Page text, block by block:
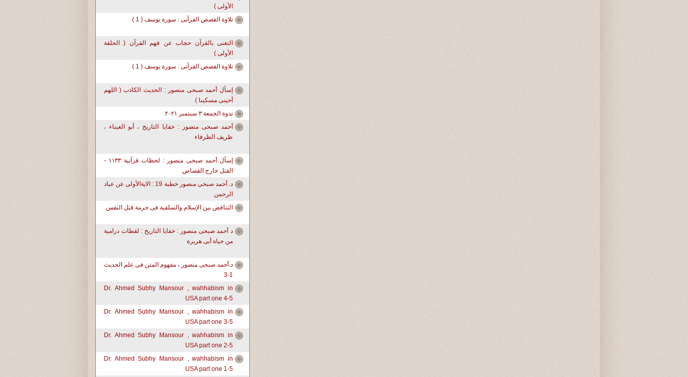
الأولى )
تلاوة القصص القرآنى : سورة يوسف ( 1 )
التغنى بالقرآن حجاب عن فهم القرآن ( الحلقة
الأولى )
تلاوة القصص القرآنى : سورة يوسف ( 1 )
إسأل أحمد صبحى منصور : الحديث الكاذب ( اللهم
أحينى مسكينا )
ندوة الجمعة ٣ سبتمبر ٢٠٢١
أحمد صبحى منصور : خفايا التاريخ ، أبو العيناء ،
ظريف الظرفاء
إسأل أحمد صبحى منصور : لحظات قرآنية ١١٣٣ -
القتل خارج القصاص
د. أحمد صبحى منصور خطبة 19 : الايةالأولى عن عباد
الرحمن
التناقض بين الإسلام والسلفية فى حرمة قتل النفس
د أحمد صبحى منصور : خفايا التاريخ : لقطات درامية
من حياة أبى هريرة
د.أحمد صبحى منصور ، مفهوم المتن فى علم الحديث
1-3
Dr. Ahmed Subhy Mansour , wahhabism in
USA part one 4-5
Dr. Ahmed Subhy Mansour , wahhabism in
USA part one 3-5
Dr. Ahmed Subhy Mansour , wahhabism in
USA part one 2-5
Dr. Ahmed Subhy Mansour , wahhabism in
USA part one 1-5